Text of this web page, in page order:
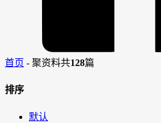
首页 - 聚资料共128篇
排序
默认